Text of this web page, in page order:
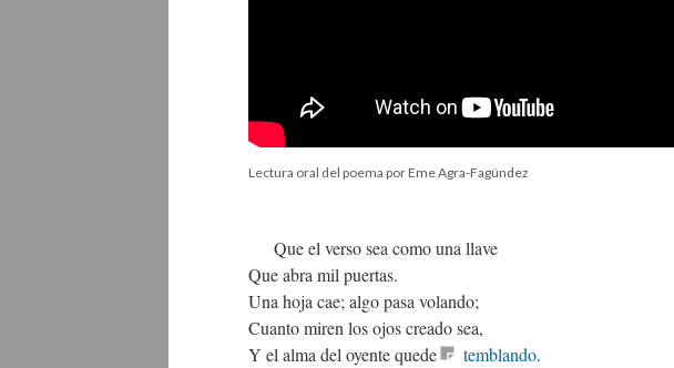
Lectura oral del poema por Eme Agra-Fagúndez
Que el verso sea como una llave
Que abra mil puertas.
Una hoja cae; algo pasa volando;
Cuanto miren los ojos creado sea,
Y el alma del oyente quede
temblando.